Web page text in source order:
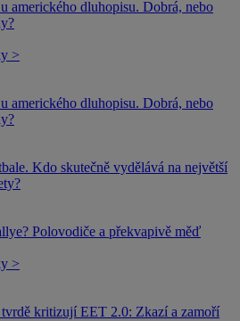
amerického dluhopisu. Dobrá, nebo
>
amerického dluhopisu. Dobrá, nebo
Kdo skutečně vydělává na největší
Polovodiče a překvapivě měď
>
kritizují EET 2.0: Zkazí a zamoří